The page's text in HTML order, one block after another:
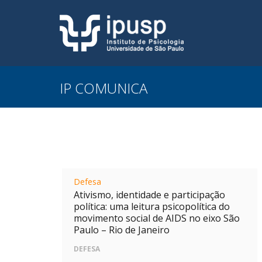
IP COMUNICA
Defesa
Ativismo, identidade e participação
política: uma leitura psicopolítica do
movimento social de AIDS no eixo São
Paulo – Rio de Janeiro
DEFESA